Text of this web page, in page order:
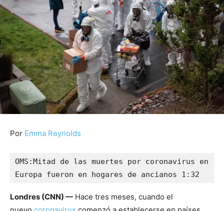
Por Emma Reynolds
OMS:Mitad de las muertes por coronavirus en
Europa fueron en hogares de ancianos 1:32
Londres (CNN) — Hace tres meses, cuando el